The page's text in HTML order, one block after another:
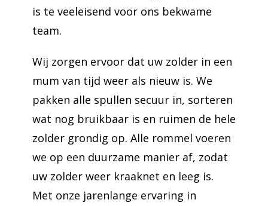
is te veeleisend voor ons bekwame
team.
Wij zorgen ervoor dat uw zolder in een
mum van tijd weer als nieuw is. We
pakken alle spullen secuur in, sorteren
wat nog bruikbaar is en ruimen de hele
zolder grondig op. Alle rommel voeren
we op een duurzame manier af, zodat
uw zolder weer kraaknet en leeg is.
Met onze jarenlange ervaring in